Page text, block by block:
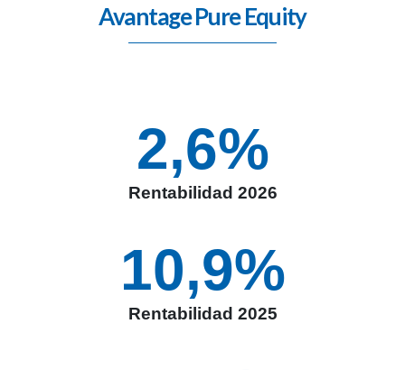
Avantage Pure Equity
2,6%
Rentabilidad 2026
10,9%
Rentabilidad 2025